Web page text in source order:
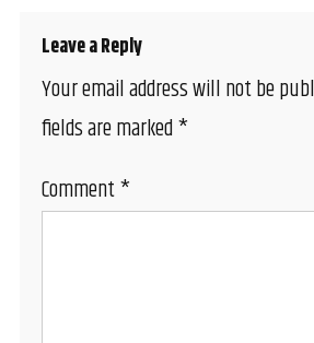
Leave a Reply
Your email address will not be
fields are marked*
Comment*